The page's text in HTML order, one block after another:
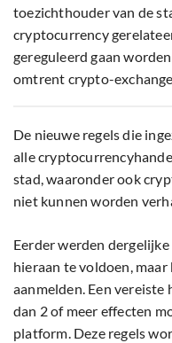
toezichthouder van de
cryptocurrency
gereguleerd gaan
omtrent crypto-
De nieuwe regels die
alle
stad, waaronder ook
niet kunnen worden
Eerder werden
hieraan te voldoen,
aanmelden. Een
dan 2 of meer effecten
platform. Deze regels